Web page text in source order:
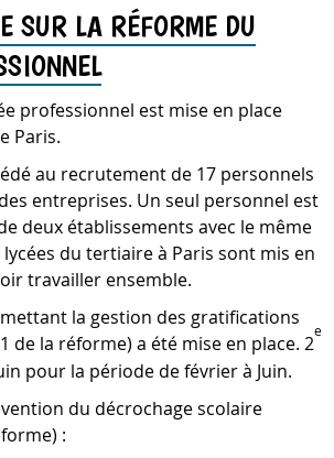
SUR LA RÉFORME DU
professionnel est mise en place
Paris.
au recrutement de 17 personnels
entreprises. Un seul personnel est
deux établissements avec le même
du tertiaire à Paris sont mis en
travailler ensemble.
la gestion des gratifications
de la réforme) a été mise en place. 2
e
pour la période de février à Juin.
du décrochage scolaire
: